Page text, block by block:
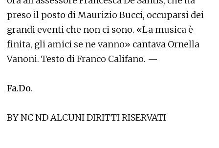
preso il posto di Maurizio Bucci, occuparsi dei
grandi eventi che non ci sono. «La musica è
finita, gli amici se ne vanno» cantava Ornella
Vanoni. Testo di Franco Califano. —
Fa.Do.
BY NC ND ALCUNI DIRITTI RISERVATI